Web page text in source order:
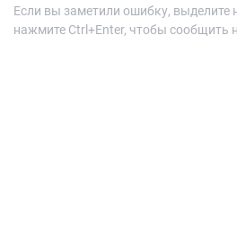
Если вы заметили ошибку, выделите
нажмите Ctrl+Enter, чтобы сообщить